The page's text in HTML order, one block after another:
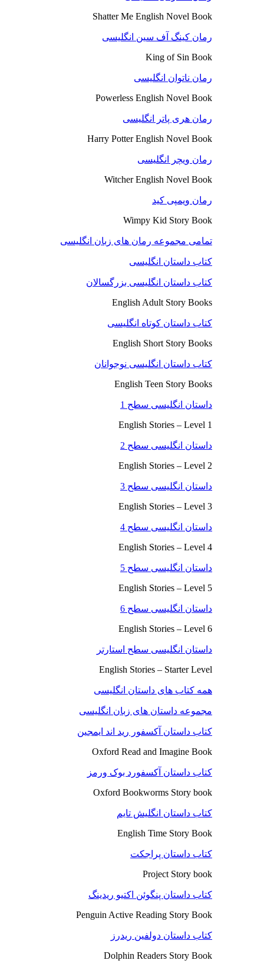
Shatter Me English Novel Book
رمان کینگ آف سین انگلیسی
King of Sin Book
رمان ناتوان انگلیسی
Powerless English Novel Book
رمان هری پاتر انگلیسی
Harry Potter English Novel Book
رمان ویچر انگلیسی
Witcher English Novel Book
رمان ویمپی کید
Wimpy Kid Story Book
تمامی مجموعه رمان های زبان انگلیسی
کتاب داستان انگلیسی
کتاب داستان انگلیسی بزرگسالان
English Adult Story Books
کتاب داستان کوتاه انگلیسی
English Short Story Books
کتاب داستان انگلیسی نوجوانان
English Teen Story Books
داستان انگلیسی سطح 1
English Stories – Level 1
داستان انگلیسی سطح 2
English Stories – Level 2
داستان انگلیسی سطح 3
English Stories – Level 3
داستان انگلیسی سطح 4
English Stories – Level 4
داستان انگلیسی سطح 5
English Stories – Level 5
داستان انگلیسی سطح 6
English Stories – Level 6
داستان انگلیسی سطح استارتر
English Stories – Starter Level
همه کتاب های داستان انگلیسی
مجموعه داستان های زبان انگلیسی
کتاب داستان آکسفور رید اند ایمجین
Oxford Read and Imagine Book
کتاب داستان آکسفورد بوک ورمز
Oxford Bookworms Story book
کتاب داستان انگلیش تایم
English Time Story Book
کتاب داستان پراجکت
Project Story book
کتاب داستان پنگوئن اکتیو ریدینگ
Penguin Active Reading Story Book
کتاب داستان دولفین ریدرز
Dolphin Readers Story Book